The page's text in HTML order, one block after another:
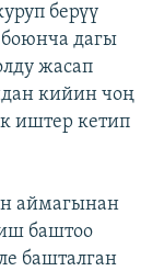
берүү
дагы
жасап
кийин чоң
иштер кетип
аймагынан
баштоо
башталган